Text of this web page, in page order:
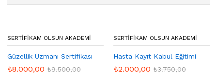
SERTIFIKAM OLSUN AKADEMI
Güzellik Uzmanı Sertifikası
₺8.000,00 ₺9.500,00
SERTIFIKAM OLSUN AKADEMI
Hasta Kayıt Kabul Eğitimi
₺2.000,00 ₺3.750,00